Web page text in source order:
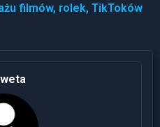
filmów, rolek, TikToków